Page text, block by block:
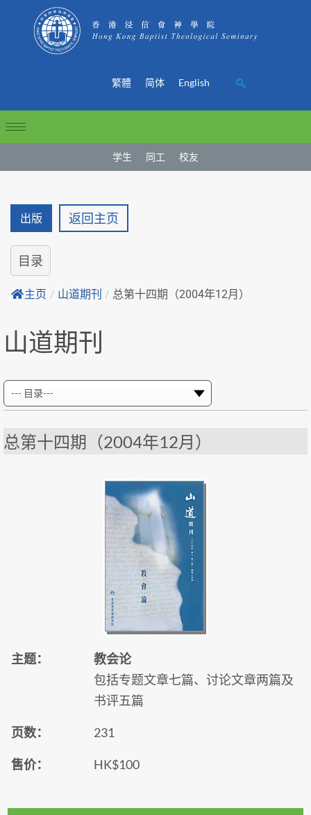
繁體 简体 English
学生 同工 校友
出版 返回主页
目录
主页 / 山道期刊 / 总第十四期（2004年12月）
山道期刊
总第十四期（2004年12月）
主题：
教会论
包括专题文章七篇、讨论文章两篇及
书评五篇
页数： 231
售价： HK$100